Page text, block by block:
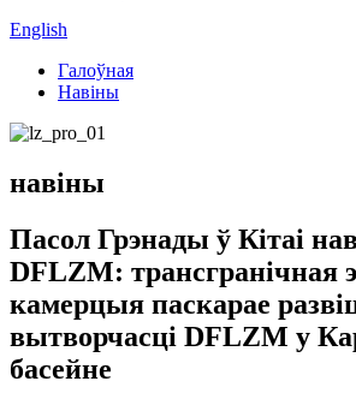
English
Галоўная
Навіны
навіны
Пасол Грэнады ў Кітаі
DFLZM: трансгранічная
камерцыя паскарае
вытворчасці DFLZM у
басейне